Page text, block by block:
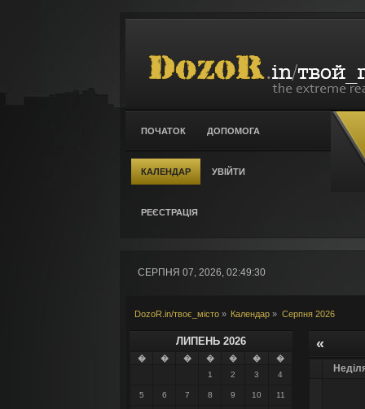
ПОЧАТОК ДОПОМОГА
КАЛЕНДАР УВІЙТИ
РЕЄСТРАЦІЯ
СЕРПНЯ 07, 2026, 02:49:30
DozoR.in/твоє_місто » Календар » Серпня 2026
ЛИПЕНЬ 2026
� � � � � �
�
1
2 3 4
5 6 7 8 9 10 11
«